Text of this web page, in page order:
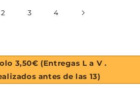
2 3 4
3,50€ (Entregas L a V .
antes de las 13)